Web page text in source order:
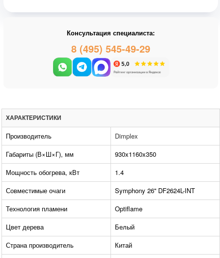
Консультация специалиста:
8 (495) 545-49-29
ХАРАКТЕРИСТИКИ
Производитель
Dimplex
Габариты (В×Ш×Г), мм
930x1160x350
Мощность обогрева, кВт
1.4
Совместимые очаги
Symphony 26'' DF2624L-INT
Технология пламени
Optiflame
Цвет дерева
Белый
Страна производитель
Китай